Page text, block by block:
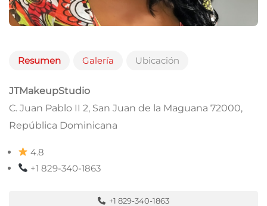
Resumen Galería Ubicación
JTMakeupStudio
C. Juan Pablo II 2, San Juan de la Maguana 72000,
República Dominicana
4.8
+1 829-340-1863
+1 829-340-1863